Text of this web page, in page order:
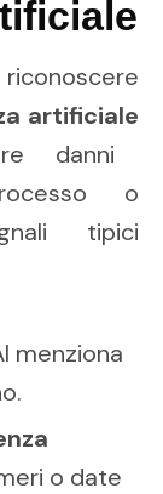
artificiale
danni
o
tipici
menziona
o date